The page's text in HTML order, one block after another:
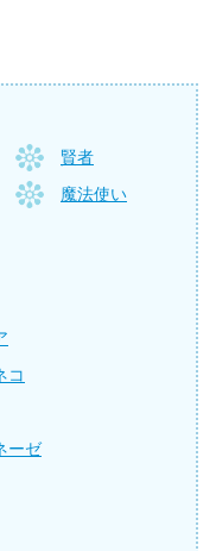
賢者
魔法使い
コ
ーゼ